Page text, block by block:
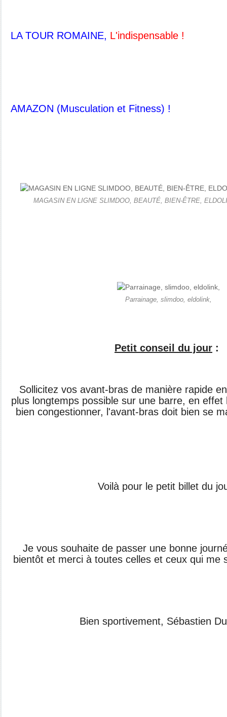
LA TOUR ROMAINE, L'indispensable !
AMAZON (Musculation et Fitness) !
MAGASIN EN LIGNE SLIMDOO, BEAUTÉ, BIEN-ÊTRE,
Parrainage, slimdoo, eldolink,
Petit conseil du jour :
Sollicitez vos avant-bras de manière rapide
plus longtemps possible sur une barre, en
bien congestionner, l'avant-bras doit bien se
Voilà pour le petit billet du
Je vous souhaite de passer une bonne
bientôt et merci à toutes celles et ceux qui me
Bien sportivement, Sébastien